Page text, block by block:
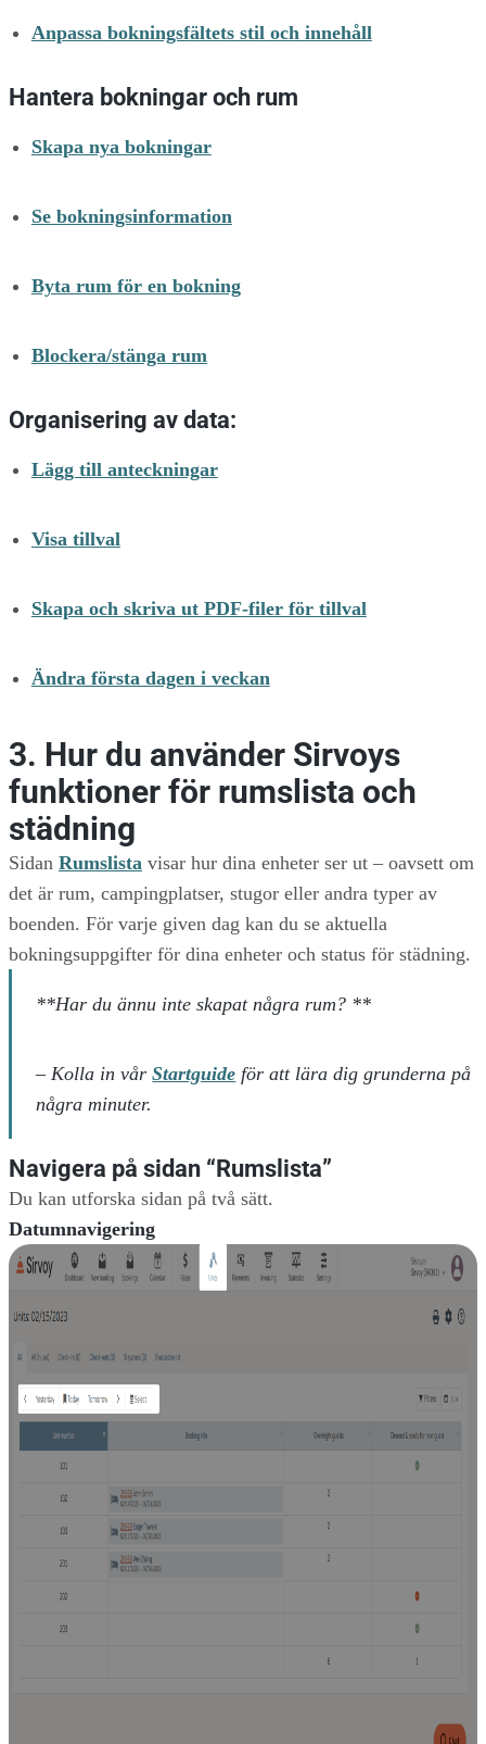
Anpassa bokningsfältets stil och innehåll
Hantera bokningar och rum
Skapa nya bokningar
Se bokningsinformation
Byta rum för en bokning
Blockera/stänga rum
Organisering av data:
Lägg till anteckningar
Visa tillval
Skapa och skriva ut PDF-filer för tillval
Ändra första dagen i veckan
3. Hur du använder Sirvoys
funktioner för rumslista och
städning
Sidan Rumslista visar hur dina enheter ser ut – oavsett om
det är rum, campingplatser, stugor eller andra typer av
boenden. För varje given dag kan du se aktuella
bokningsuppgifter för dina enheter och status för städning.
**Har du ännu inte skapat några rum? **
– Kolla in vårStartguide för att lära dig grunderna på
några minuter.
Navigera på sidan “Rumslista”
Du kan utforska sidan på två sätt.
Datumnavigering